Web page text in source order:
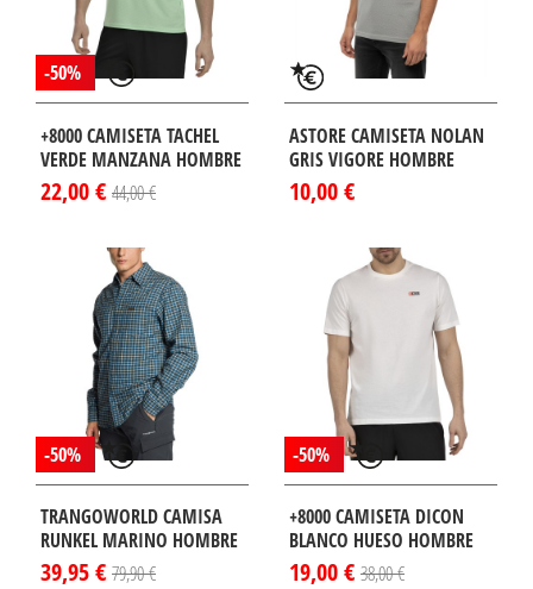
-50%
+8000 CAMISETA TACHEL
VERDE MANZANA HOMBRE
22,00 € 44,00 €
ASTORE CAMISETA NOLAN
GRIS VIGORE HOMBRE
10,00 €
-50%
TRANGOWORLD CAMISA
RUNKEL MARINO HOMBRE
39,95 € 79,90 €
-50%
+8000 CAMISETA DICON
BLANCO HUESO HOMBRE
19,00 € 38,00 €